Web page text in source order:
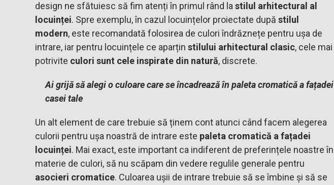
design ne sfătuiesc să fim atenți în primul rând la stilul arhitectural al
locuinței. Spre exemplu, în cazul locuințelor proiectate după stilul
modern, este recomandată folosirea de culori îndrăznețe pentru ușa de
intrare, iar pentru locuințele ce aparțin stilului arhitectural clasic, cele mai
potrivite culori sunt cele inspirate din natură, discrete.
Ai grijă să alegi o culoare care se încadrează în paleta cromatică a fațadei
casei tale
Un alt element de care trebuie să ținem cont atunci când facem alegerea
culorii pentru ușa noastră de intrare este paleta cromatică a fațadei
locuinței. Mai exact, este important ca indiferent de preferințele noastre în
materie de culori, să nu scăpam din vedere regulile generale pentru
asocieri cromatice. Culoarea ușii de intrare trebuie să se îmbine și să se